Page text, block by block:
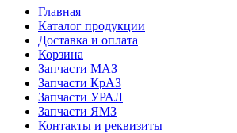
Главная
Каталог продукции
Доставка и оплата
Корзина
Запчасти МАЗ
Запчасти КрАЗ
Запчасти УРАЛ
Запчасти ЯМЗ
Контакты и реквизиты